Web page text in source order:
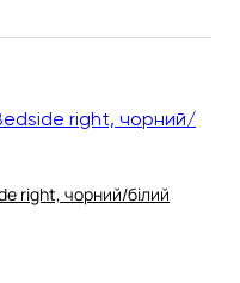
right, чорний/білий